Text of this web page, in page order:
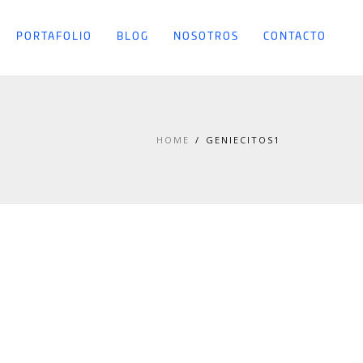
PORTAFOLIO BLOG NOSOTROS CONTACTO
HOME GENIECITOS1